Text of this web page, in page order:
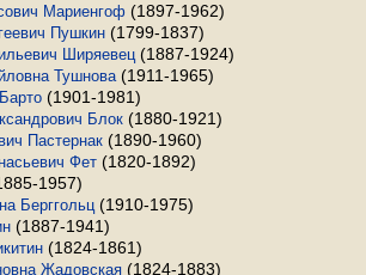
Мариенгоф (1897-1962)
Пушкин (1799-1837)
Ширяевец (1887-1924)
Тушнова (1911-1965)
(1901-1981)
Блок (1880-1921)
Пастернак (1890-1960)
Фет (1820-1892)
1957)
Берггольц (1910-1975)
(1887-1941)
(1824-1861)
Жадовская (1824-1883)